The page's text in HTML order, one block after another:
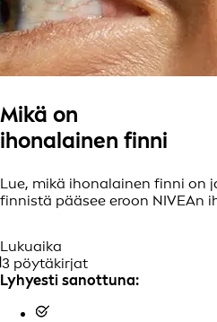
Mikä on
ihonalainen finni
Lue, mikä ihonalainen finni on
finnistä pääsee eroon NIVEAn
Lukuaika
3 pöytäkirjat
Lyhyesti sanottuna: